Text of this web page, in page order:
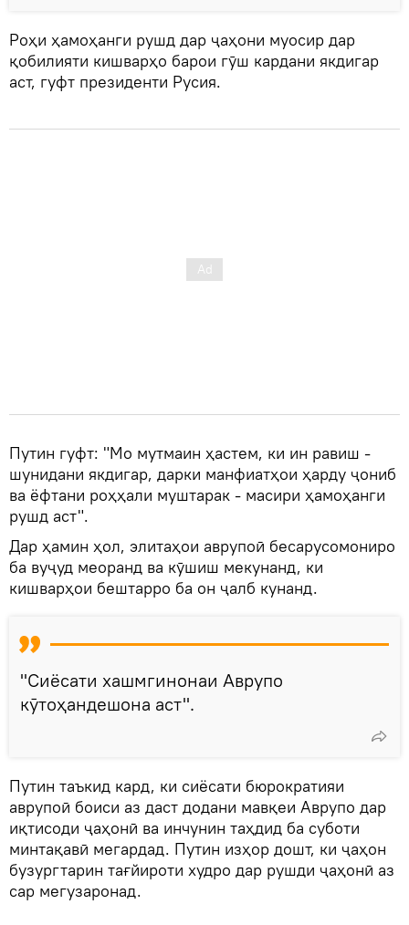
Роҳи ҳамоҳанги рушд дар ҷаҳони муосир дар
қобилияти кишварҳо барои гӯш кардани якдигар
аст, гуфт президенти Русия.
Путин гуфт: "Мо мутмаин ҳастем, ки ин равиш -
шунидани якдигар, дарки манфиатҳои ҳарду ҷониб
ва ёфтани роҳҳали муштарак - масири ҳамоҳанги
рушд аст".
Дар ҳамин ҳол, элитаҳои аврупоӣ бесарусомониро
ба вуҷуд меоранд ва кӯшиш мекунанд, ки
кишварҳои бештарро ба он ҷалб кунанд.
"Сиёсати хашмгинонаи Аврупо
кӯтоҳандешона аст".
Путин таъкид кард, ки сиёсати бюрократияи
аврупоӣ боиси аз даст додани мавқеи Аврупо дар
иқтисоди ҷаҳонӣ ва инчунин таҳдид ба суботи
минтақавӣ мегардад. Путин изҳор дошт, ки ҷаҳон
бузургтарин тағйироти худро дар рушди ҷаҳонӣ аз
сар мегузаронад.